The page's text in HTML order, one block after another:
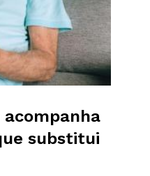
acompanha
substitui